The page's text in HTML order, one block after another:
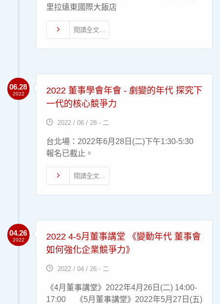
里拉遠東國際大飯店
閱讀全文...
06.28
2022
2022 董事學會年會 - 劇變的年代 探究下
一代的核心競爭力
2022 / 06 / 28 - 二
台北場：2022年6月28日(二)下午1:30-5:30
報名已截止。
閱讀全文...
04.26
2022
2022 4-5月董事講堂 《變動年代 董事會
如何強化企業競爭力》
2022 / 04 / 26 - 二
《4月董事講堂》2022年4月26日(二) 14:00-
17:00 《5月董事講堂》2022年5月27日(五)